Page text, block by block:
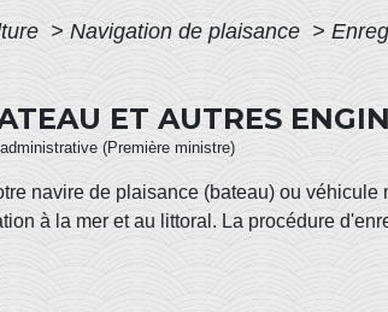
> Navigation de plaisance >
ET AUTRES
(Première ministre)
navire de plaisance (bateau) ou
à la mer et au littoral. La procédure